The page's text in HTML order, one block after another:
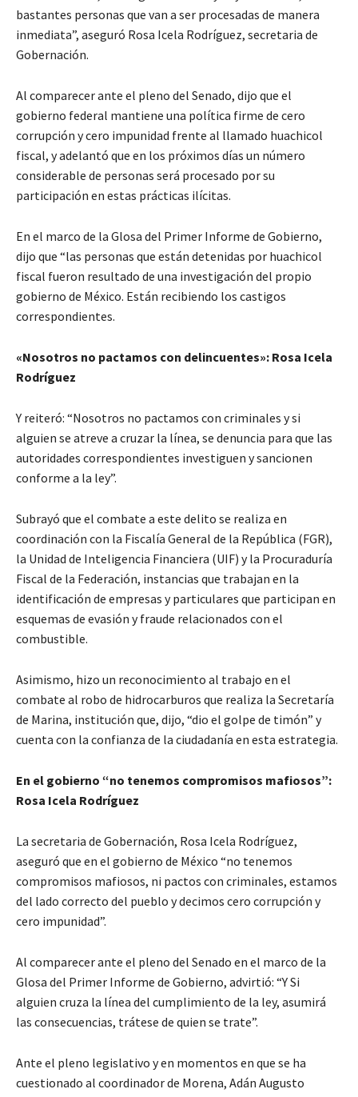
bastantes personas que van a ser procesadas de manera
inmediata”, aseguró Rosa Icela Rodríguez, secretaria de
Gobernación.
Al comparecer ante el pleno del Senado, dijo que el
gobierno federal mantiene una política firme de cero
corrupción y cero impunidad frente al llamado huachicol
fiscal, y adelantó que en los próximos días un número
considerable de personas será procesado por su
participación en estas prácticas ilícitas.
En el marco de la Glosa del Primer Informe de Gobierno,
dijo que “las personas que están detenidas por huachicol
fiscal fueron resultado de una investigación del propio
gobierno de México. Están recibiendo los castigos
correspondientes.
«Nosotros no pactamos con delincuentes»: Rosa Icela
Rodríguez
Y reiteró: “Nosotros no pactamos con criminales y si
alguien se atreve a cruzar la línea, se denuncia para que las
autoridades correspondientes investiguen y sancionen
conforme a la ley”.
Subrayó que el combate a este delito se realiza en
coordinación con la Fiscalía General de la República (FGR),
la Unidad de Inteligencia Financiera (UIF) y la Procuraduría
Fiscal de la Federación, instancias que trabajan en la
identificación de empresas y particulares que participan en
esquemas de evasión y fraude relacionados con el
combustible.
Asimismo, hizo un reconocimiento al trabajo en el
combate al robo de hidrocarburos que realiza la Secretaría
de Marina, institución que, dijo, “dio el golpe de timón” y
cuenta con la confianza de la ciudadanía en esta estrategia.
En el gobierno “no tenemos compromisos mafiosos”:
Rosa Icela Rodríguez
La secretaria de Gobernación, Rosa Icela Rodríguez,
aseguró que en el gobierno de México “no tenemos
compromisos mafiosos, ni pactos con criminales, estamos
del lado correcto del pueblo y decimos cero corrupción y
cero impunidad”.
Al comparecer ante el pleno del Senado en el marco de la
Glosa del Primer Informe de Gobierno, advirtió: “Y Si
alguien cruza la línea del cumplimiento de la ley, asumirá
las consecuencias, trátese de quien se trate”.
Ante el pleno legislativo y en momentos en que se ha
cuestionado al coordinador de Morena, Adán Augusto